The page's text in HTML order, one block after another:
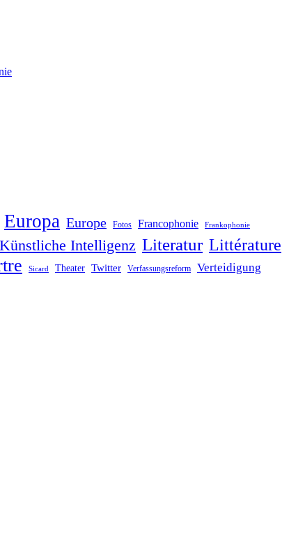
Europa Europe Fotos Francophonie Frankophonie
Künstliche Intelligenz Literatur Littérature
Sicard Theater Twitter Verfassungsreform Verteidigung